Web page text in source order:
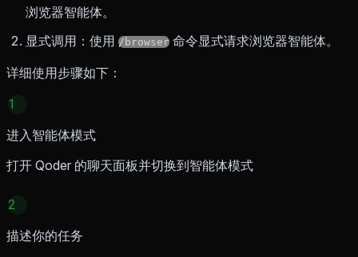
浏览器智能体。
显式调用：使用 /browser 命令显式请求浏览器智能体。
详细使用步骤如下：
1
进入智能体模式
打开 Qoder 的聊天面板并切换到智能体模式
2
描述你的任务